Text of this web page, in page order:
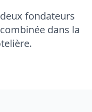
fondateurs
dans la